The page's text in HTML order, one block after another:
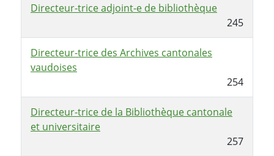
Directeur-trice adjoint-e de bibliothèque
245
Directeur-trice des Archives cantonales
vaudoises
254
Directeur-trice de la Bibliothèque cantonale
et universitaire
257